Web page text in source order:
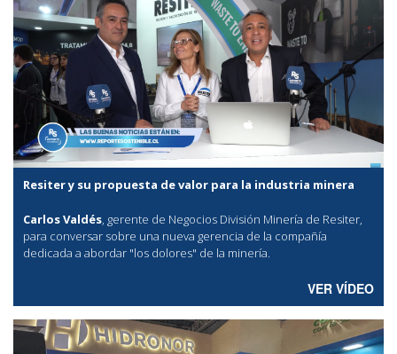
Resiter y su propuesta de valor para la industria minera
Carlos Valdés, gerente de Negocios División Minería de Resiter,
para conversar sobre una nueva gerencia de la compañía
dedicada a abordar "los dolores" de la minería.
VER VÍDEO